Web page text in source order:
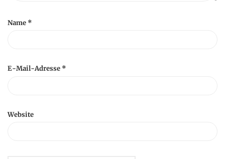
Name *
E-Mail-Adresse *
Website